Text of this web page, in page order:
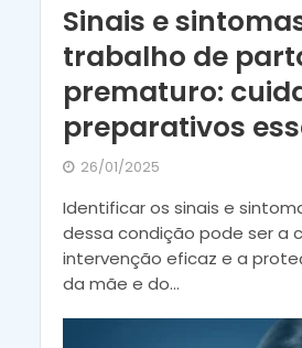
Sinais e
trabalho de
prematuro:
preparativos
26/01/2025
Identificar os sinais e
dessa condição pode ser a
intervenção eficaz e a
da mãe e do...